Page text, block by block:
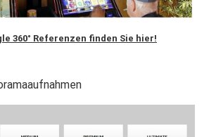
360° Referenzen finden Sie hier!